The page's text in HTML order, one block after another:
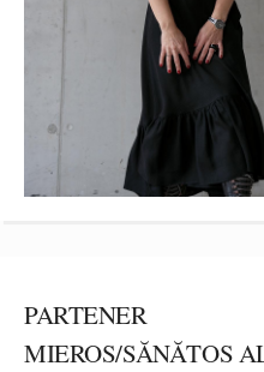
PARTENER
MIEROS/SĂNĂTOS